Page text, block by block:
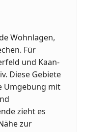
Wohnlagen,
Für
und Kaan-
Diese Gebiete
Umgebung mit
zieht es
zur